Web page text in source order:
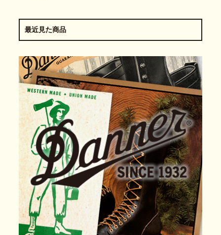
最近見た商品